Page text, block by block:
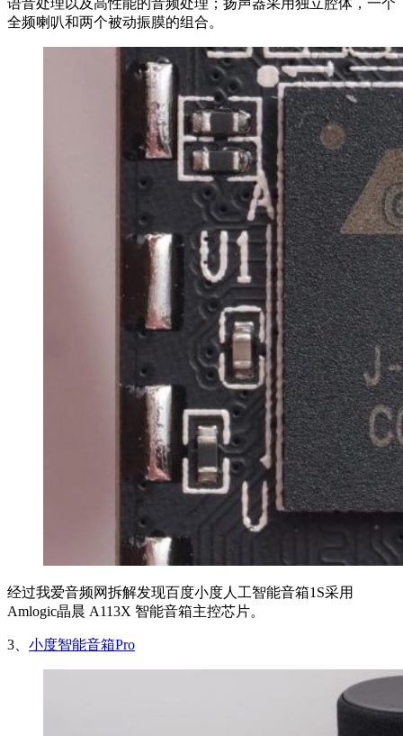
全频喇叭和两个被动振膜的组合。
经过我爱音频网拆解发现百度小度人工智能音箱1S采用
Amlogic晶晨 A113X 智能音箱主控芯片。
3、 小度智能音箱Pro